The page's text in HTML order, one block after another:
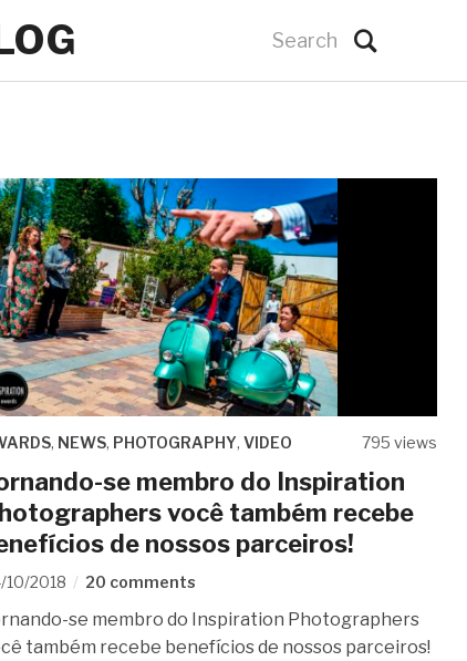
, NEWS, PHOTOGRAPHY,VIDEO 795 views
se membro do Inspiration
você também recebe
de nossos parceiros!
10/2018 20 comments
se membro do Inspiration Photographers
também recebe benefícios de nossos parceiros!